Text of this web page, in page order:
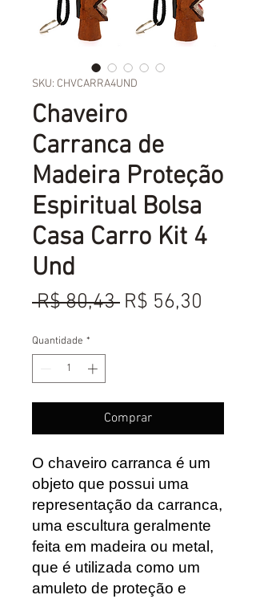
SKU: CHVCARRA4UND
Chaveiro
Carranca de
Madeira Proteção
Espiritual Bolsa
Casa Carro Kit 4
Und
R$ 80,43 Preço
R$ 56,30
Quantidade *
Comprar
O chaveiro carranca é um
objeto que possui uma
representação da carranca,
uma escultura geralmente
feita em madeira ou metal,
que é utilizada como um
amuleto de proteção e